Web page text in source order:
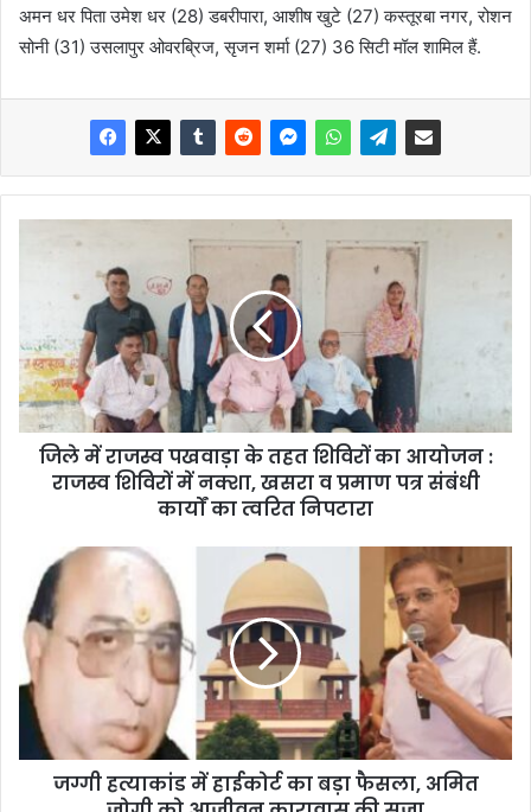
अमन धर पिता उमेश धर (28) डबरीपारा, आशीष खुटे (27) कस्तूरबा नगर, रोशन
सोनी (31) उसलापुर ओवरब्रिज, सृजन शर्मा (27) 36 सिटी मॉल शामिल हैं.
जिले में राजस्व पखवाड़ा के तहत शिविरों का आयोजन :
राजस्व शिविरों में नक्शा, खसरा व प्रमाण पत्र संबंधी
कार्यों का त्वरित निपटारा
जग्गी हत्याकांड में हाईकोर्ट का बड़ा फैसला, अमित